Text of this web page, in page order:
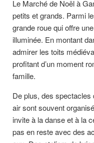
Le Marché de Noël à
petits et grands. Parmi
grande roue qui offre
illuminée. En montant
admirer les toits
profitant d’un moment
famille.
De plus, des
air sont souvent
invite à la danse et à la
pas en reste avec des